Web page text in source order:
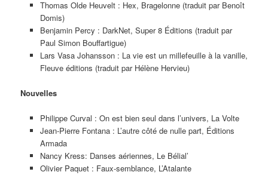
Thomas Olde Heuvelt : Hex, Bragelonne (traduit par Benoît
Domis)
Benjamin Percy : DarkNet, Super 8 Éditions (traduit par
Paul Simon Bouffartigue)
Lars Vasa Johansson : La vie est un millefeuille à la vanille,
Fleuve éditions (traduit par Hélène Hervieu)
Nouvelles
Philippe Curval : On est bien seul dans l’univers, La Volte
Jean-Pierre Fontana : L’autre côté de nulle part, Éditions
Armada
Nancy Kress: Danses aériennes, Le Bélial’
Olivier Paquet : Faux-semblance, L’Atalante